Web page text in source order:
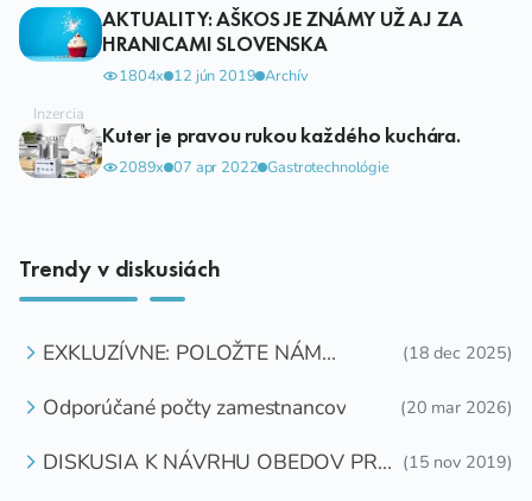
AKTUALITY: AŠKOS JE ZNÁMY UŽ AJ ZA
HRANICAMI SLOVENSKA
1804x 12 jún 2019 Archív
Kuter je pravou rukou každého kuchára.
2089x 07 apr 2022 Gastrotechnológie
Trendy v diskusiách
EXKLUZÍVNE: POLOŽTE NÁM
(18 dec 2025)
Odporúčané počty zamestnancov (20 mar 2026)
DISKUSIA K NÁVRHU OBEDOV PRE
(15 nov 2019)